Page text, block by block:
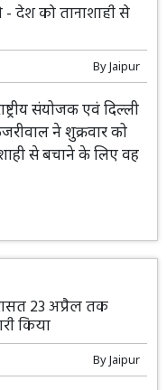
देश को तानाशाही से
ByJaipur
संयोजक एवं दिल्ली
ने शुक्रवार को
से बचाने के लिए वह
23 अप्रैल तक
किया
ByJaipur